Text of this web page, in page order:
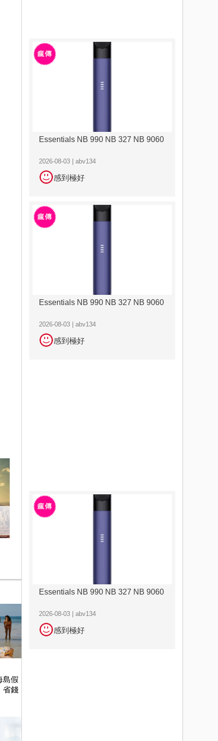
島假
省錢
Essentials NB 990 NB 327 NB 9060
2026-08-03 | abv134
感到極好
Essentials NB 990 NB 327 NB 9060
2026-08-03 | abv134
感到極好
Essentials NB 990 NB 327 NB 9060
2026-08-03 | abv134
感到極好